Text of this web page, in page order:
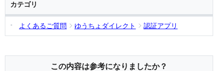
カテゴリ
よくあるご質問 ゆうちょダイレクト 認証アプリ
この内容は参考になりましたか？